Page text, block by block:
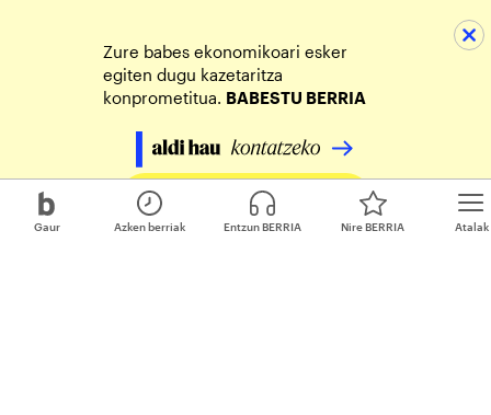
Gaur Atalak
Azken berriak Entzun BERRIA Nire BERRIA
Zure babes ekonomikoari esker
egiten dugu kazetaritza
konprometitua. BABESTU BERRIA
Egin zure ekarpena